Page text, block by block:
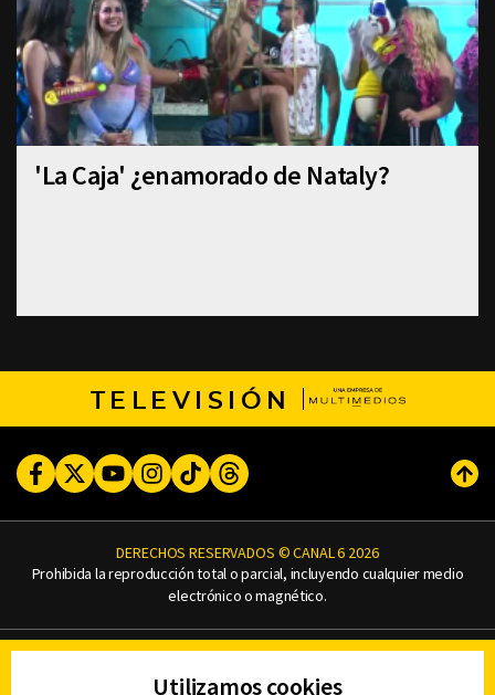
'La Caja' ¿enamorado de Nataly?
TELEVISIÓN
FacebookTwitterYoutubeInstagram
TikTokThreads
DERECHOS RESERVADOS © CANAL 6 2026
Prohibida la reproducción total o parcial, incluyendo cualquier medio
electrónico o magnético.
AVISO DE PRIVACIDAD
Utilizamos cookies